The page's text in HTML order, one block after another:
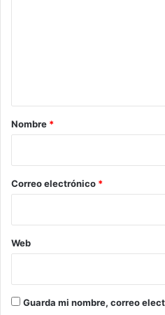
r
*
Nombre *
Correo electrónico *
Web
Guarda mi nombre, correo